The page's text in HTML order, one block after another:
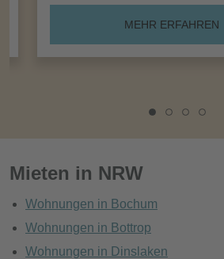
MEHR ERFAHREN
Mieten in NRW
Wohnungen in Bochum
Wohnungen in Bottrop
Wohnungen in Dinslaken